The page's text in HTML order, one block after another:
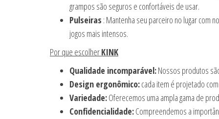
grampos são seguros e confortáveis de usar.
Pulseiras : Mantenha seu parceiro no lugar com
jogos mais intensos.
Por que escolherKINK
Qualidade incomparável:Nossos produtos
Design ergonômico:cada item é projetado
Variedade:Oferecemos uma ampla gama de
Confidencialidade:Compreendemos a